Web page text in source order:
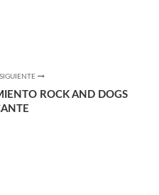
ROCK AND DOGS